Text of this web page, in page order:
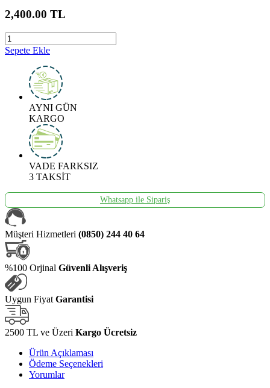
2,400.00 TL
Sepete Ekle
AYNI GÜN
KARGO
VADE FARKSIZ
3 TAKSİT
Whatsapp ile Sipariş
Müşteri Hizmetleri (0850) 244 40 64
%100 Orjinal Güvenli Alışveriş
Uygun Fiyat Garantisi
2500 TL ve Üzeri Kargo Ücretsiz
Ürün Açıklaması
Ödeme Seçenekleri
Yorumlar